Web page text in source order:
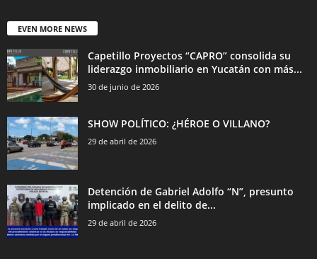
EVEN MORE NEWS
Capetillo Proyectos “CAPRO” consolida su
liderazgo inmobiliario en Yucatán con más...
30 de junio de 2026
SHOW POLÍTICO: ¿HÉROE O VILLANO?
29 de abril de 2026
Detención de Gabriel Adolfo “N”, presunto
implicado en el delito de...
29 de abril de 2026